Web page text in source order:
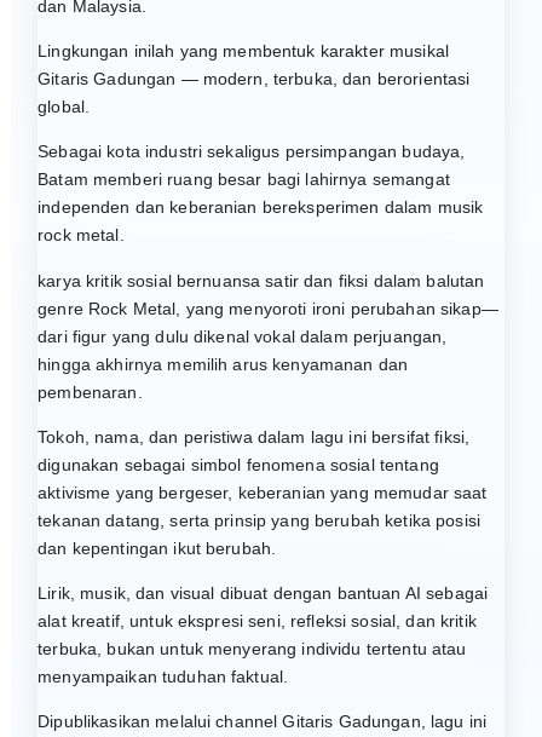
dan Malaysia.
Lingkungan inilah yang membentuk karakter musikal
Gitaris Gadungan — modern, terbuka, dan berorientasi
global.
Sebagai kota industri sekaligus persimpangan budaya,
Batam memberi ruang besar bagi lahirnya semangat
independen dan keberanian bereksperimen dalam musik
rock metal.
karya kritik sosial bernuansa satir dan fiksi dalam balutan
genre Rock Metal, yang menyoroti ironi perubahan sikap—
dari figur yang dulu dikenal vokal dalam perjuangan,
hingga akhirnya memilih arus kenyamanan dan
pembenaran.
Tokoh, nama, dan peristiwa dalam lagu ini bersifat fiksi,
digunakan sebagai simbol fenomena sosial tentang
aktivisme yang bergeser, keberanian yang memudar saat
tekanan datang, serta prinsip yang berubah ketika posisi
dan kepentingan ikut berubah.
Lirik, musik, dan visual dibuat dengan bantuan AI sebagai
alat kreatif, untuk ekspresi seni, refleksi sosial, dan kritik
terbuka, bukan untuk menyerang individu tertentu atau
menyampaikan tuduhan faktual.
Dipublikasikan melalui channel Gitaris Gadungan, lagu ini